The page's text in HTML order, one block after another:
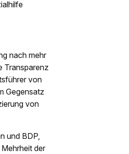
nach mehr
Transparenz
von
Gegensatz
von
und BDP,
der